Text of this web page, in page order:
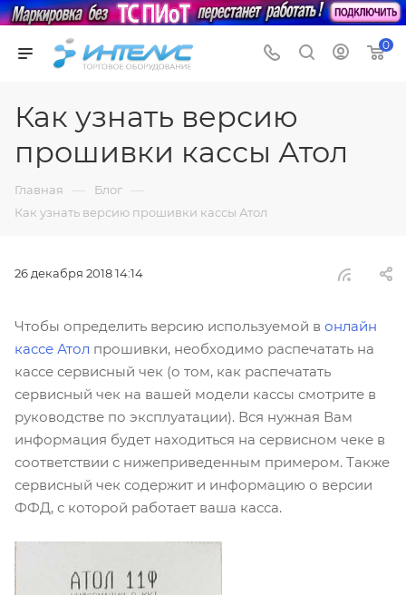
0
Как узнать версию
прошивки кассы Атол
Главная — Блог —
Как узнать версию прошивки кассы Атол
26 декабря 2018 14:14
Чтобы определить версию используемой в онлайн
кассе Атол прошивки, необходимо распечатать на
кассе сервисный чек (о том, как распечатать
сервисный чек на вашей модели кассы смотрите в
руководстве по эксплуатации). Вся нужная Вам
информация будет находиться на сервисном чеке в
соответствии с нижеприведенным примером. Также
сервисный чек содержит и информацию о версии
ФФД, с которой работает ваша касса.